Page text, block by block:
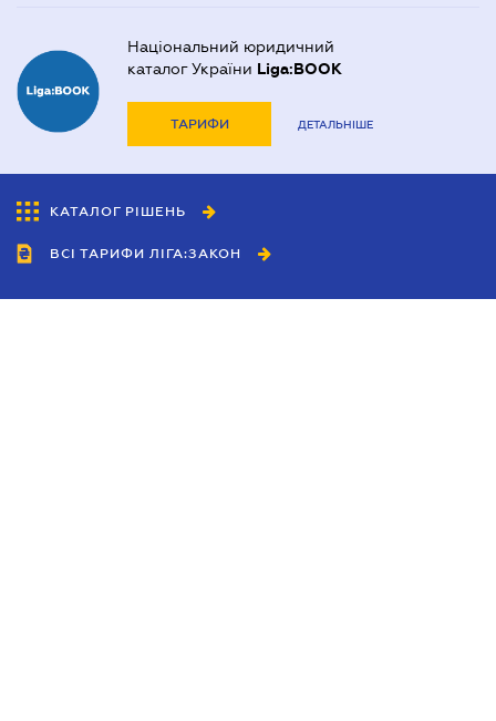
Національний юридичний
каталог України Liga:BOOK
ТАРИФИ ДЕТАЛЬНІШЕ
КАТАЛОГ РІШЕНЬ
ВСІ ТАРИФИ ЛІГА:ЗАКОН